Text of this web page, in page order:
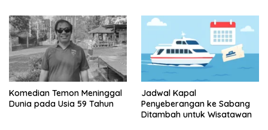
Komedian Temon Meninggal
Dunia pada Usia 59 Tahun
Jadwal Kapal
Penyeberangan ke Sabang
Ditambah untuk Wisatawan